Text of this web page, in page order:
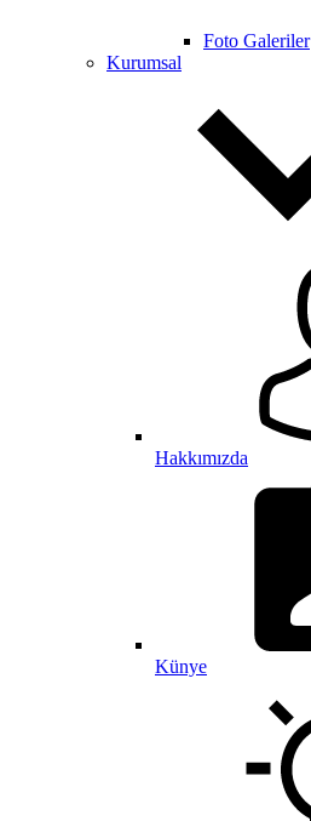
Foto Galeriler
Kurumsal
Hakkımızda
Künye